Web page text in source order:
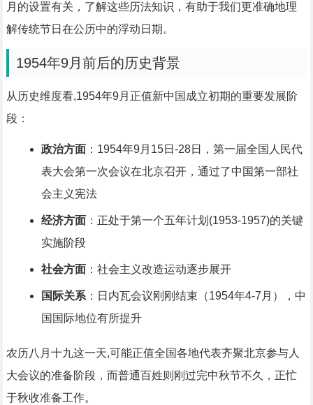
月的设置有关，了解这些历法知识，有助于我们更准确地理
解传统节日在公历中的浮动日期。
1954年9月前后的历史背景
从历史维度看,1954年9月正值新中国成立初期的重要发展阶
段：
政治方面：1954年9月15日-28日，第一届全国人民代
表大会第一次会议在北京召开，通过了中国第一部社
会主义宪法
经济方面：正处于第一个五年计划(1953-1957)的关键
实施阶段
社会方面：社会主义改造运动逐步展开
国际关系：日内瓦会议刚刚结束（1954年4-7月），中
国国际地位有所提升
农历八月十九这一天,可能正值全国各地代表齐聚北京参与人
大会议的准备阶段，而普通百姓则刚过完中秋节不久，正忙
于秋收准备工作。